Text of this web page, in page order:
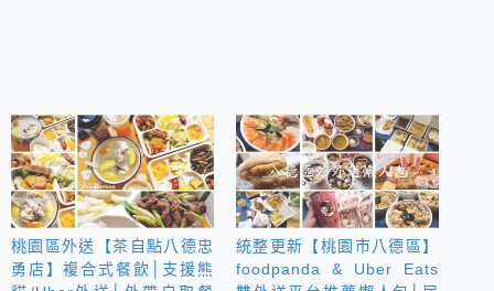
桃園區外送【茶自點八德忠
勇店】複合式餐飲│支援熊
統整更新【桃園市八德區】
foodpanda & Uber Eats